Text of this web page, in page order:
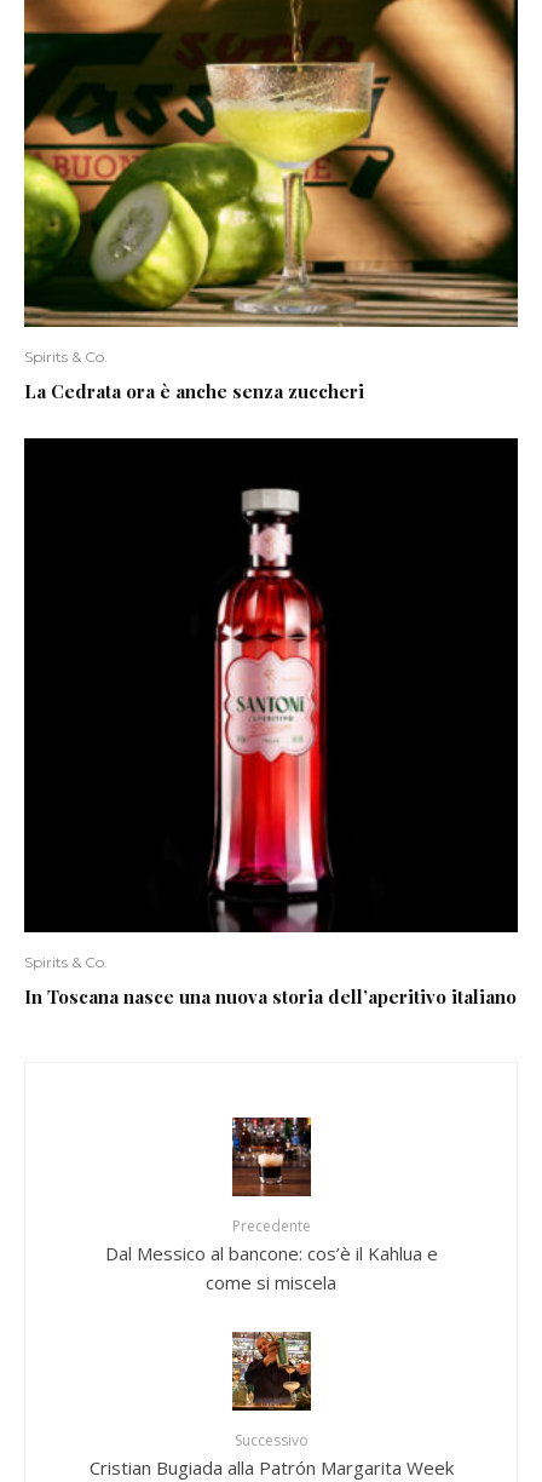
Spirits & Co.
La Cedrata ora è anche senza zuccheri
Spirits & Co.
In Toscana nasce una nuova storia dell’aperitivo italiano
Precedente
Dal Messico al bancone: cos’è il Kahlua e
come si miscela
Successivo
Cristian Bugiada alla Patrón Margarita Week